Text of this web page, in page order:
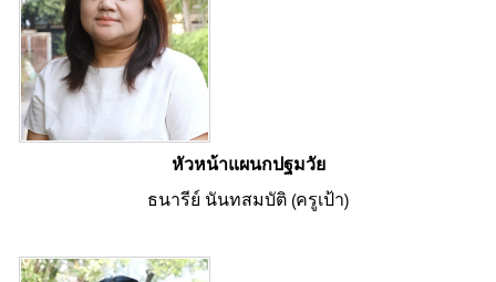
หัวหน้าแผนกปฐมวัย
ธนารีย์ นันทสมบัติ (ครูเป้า)